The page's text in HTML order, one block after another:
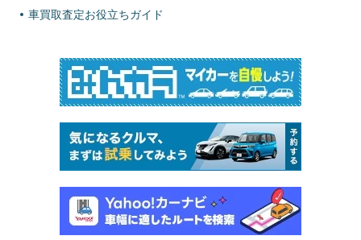
車買取査定お役立ちガイド